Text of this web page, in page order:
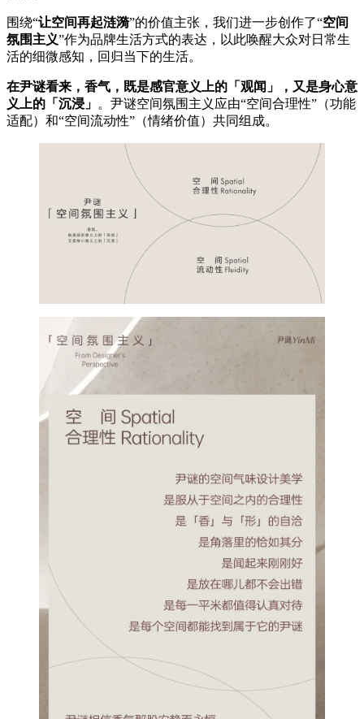
围绕“让空间再起涟漪”的价值主张，我们进一步创作了“空间
氛围主义”作为品牌生活方式的表达，以此唤醒大众对日常生
活的细微感知，回归当下的生活。
在尹谜看来，香气，既是感官意义上的「观闻」，又是身心意
义上的「沉浸」 。尹谜空间氛围主义应由“空间合理性”（功能
适配）和“空间流动性”（情绪价值）共同组成。